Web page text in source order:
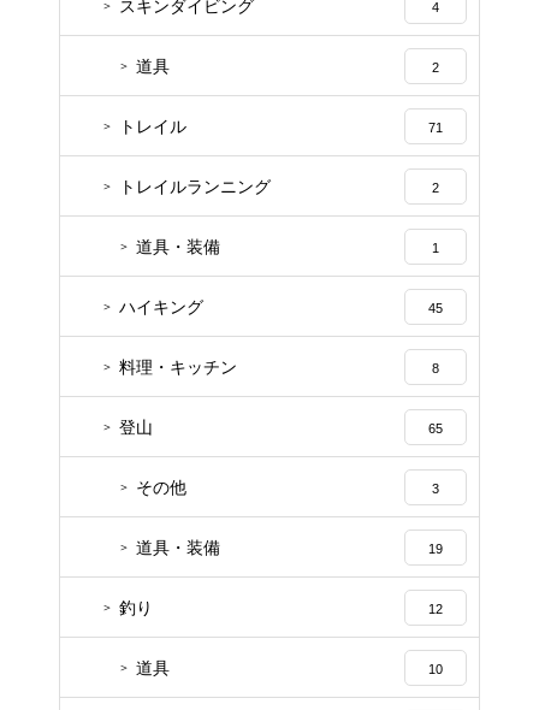
スキンダイビング 4
道具 2
トレイル 71
トレイルランニング 2
道具・装備 1
ハイキング 45
料理・キッチン 8
登山 65
その他 3
道具・装備 19
釣り 12
道具 10